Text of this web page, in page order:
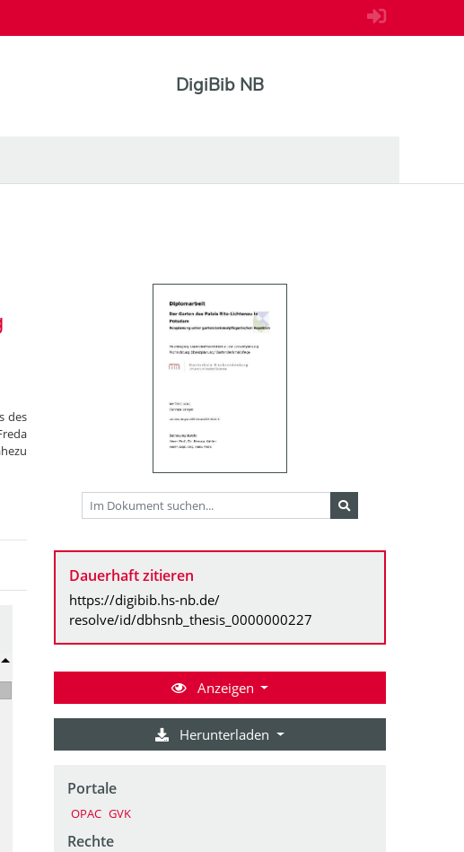
DigiBib NB
des
Dauerhaft zitieren
https://digibib.hs-nb.de/
resolve/id/dbhsnb_thesis_0000000227
Anzeigen
Herunterladen
Portale
OPAC GVK
Rechte